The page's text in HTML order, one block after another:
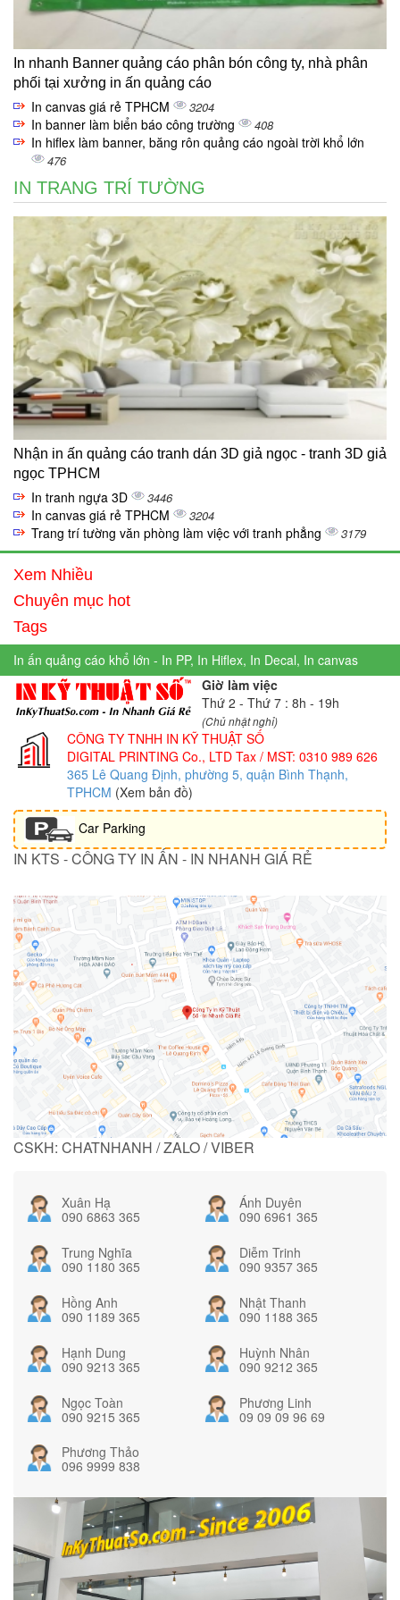
In nhanh Banner quảng cáo phân bón công ty, nhà phân
phối tại xưởng in ấn quảng cáo
In canvas giá rẻ TPHCM 3204
In banner làm biển báo công trường 408
In hiflex làm banner, băng rôn quảng cáo ngoài trời khổ lớn
476
IN TRANG TRÍ TƯỜNG
Nhận in ấn quảng cáo tranh dán 3D giả ngọc - tranh 3D giả
ngọc TPHCM
In tranh ngựa 3D 3446
In canvas giá rẻ TPHCM 3204
Trang trí tường văn phòng làm việc với tranh phẳng 3179
Xem Nhiều
Chuyên mục hot
Tags
In ấn quảng cáo khổ lớn - In PP, In Hiflex, In Decal, In canvas
Giờ làm việc
Thứ 2 - Thứ 7 : 8h - 19h
(Chủ nhật nghỉ)
CÔNG TY TNHH IN KỸ THUẬT SỐ
DIGITAL PRINTING Co., LTD Tax / MST: 0310 989 626
365 Lê Quang Định, phường 5, quận Bình Thạnh,
TPHCM (Xem bản đồ)
Car Parking
IN KTS - CÔNG TY IN ẤN - IN NHANH GIÁ RẺ
CSKH: CHATNHANH / ZALO / VIBER
Xuân Hạ
090 6863 365
Ánh Duyên
090 6961 365
Trung Nghĩa
090 1180 365
Diễm Trinh
090 9357 365
Hồng Anh
090 1189 365
Nhật Thanh
090 1188 365
Hạnh Dung
090 9213 365
Huỳnh Nhân
090 9212 365
Ngọc Toàn
090 9215 365
Phương Linh
09 09 09 96 69
Phương Thảo
096 9999 838